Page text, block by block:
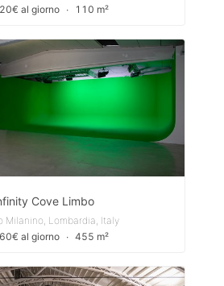
al giorno
∙ 110 m²
Cove Limbo
Milanino, Lombardia, Italy
al giorno
∙ 455 m²